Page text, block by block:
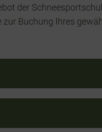
der
Buchung Ihres